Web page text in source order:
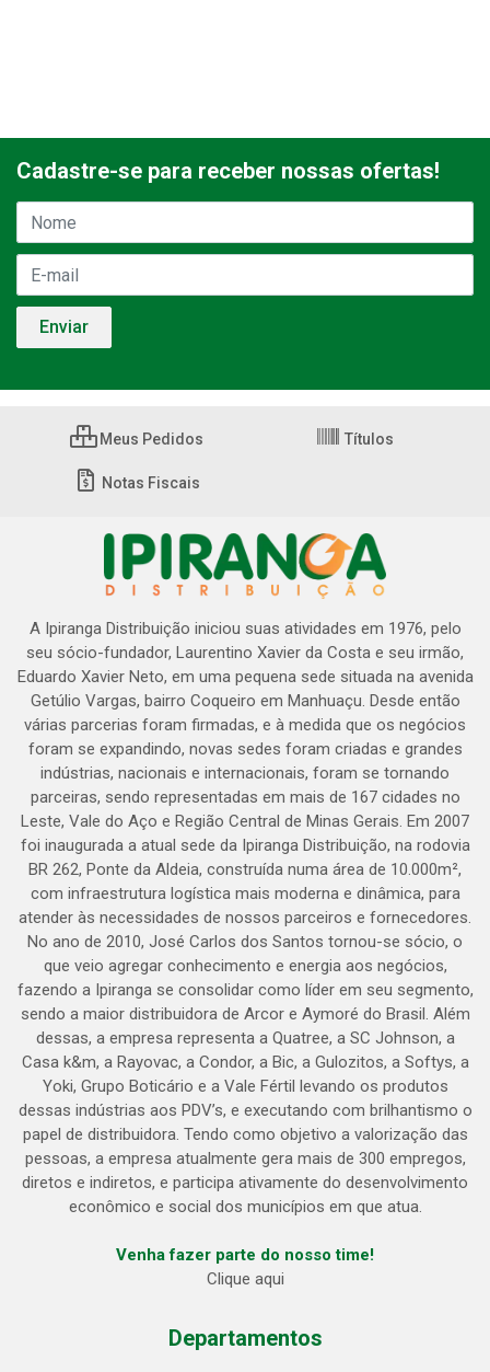
Cadastre-se para receber nossas ofertas!
Meus Pedidos Títulos
Notas Fiscais
A Ipiranga Distribuição iniciou suas atividades em 1976, pelo
seu sócio-fundador, Laurentino Xavier da Costa e seu irmão,
Eduardo Xavier Neto, em uma pequena sede situada na avenida
Getúlio Vargas, bairro Coqueiro em Manhuaçu. Desde então
várias parcerias foram firmadas, e à medida que os negócios
foram se expandindo, novas sedes foram criadas e grandes
indústrias, nacionais e internacionais, foram se tornando
parceiras, sendo representadas em mais de 167 cidades no
Leste, Vale do Aço e Região Central de Minas Gerais. Em 2007
foi inaugurada a atual sede da Ipiranga Distribuição, na rodovia
BR 262, Ponte da Aldeia, construída numa área de 10.000m²,
com infraestrutura logística mais moderna e dinâmica, para
atender às necessidades de nossos parceiros e fornecedores.
No ano de 2010, José Carlos dos Santos tornou-se sócio, o
que veio agregar conhecimento e energia aos negócios,
fazendo a Ipiranga se consolidar como líder em seu segmento,
sendo a maior distribuidora de Arcor e Aymoré do Brasil. Além
dessas, a empresa representa a Quatree, a SC Johnson, a
Casa k&m, a Rayovac, a Condor, a Bic, a Gulozitos, a Softys, a
Yoki, Grupo Boticário e a Vale Fértil levando os produtos
dessas indústrias aos PDV’s, e executando com brilhantismo o
papel de distribuidora. Tendo como objetivo a valorização das
pessoas, a empresa atualmente gera mais de 300 empregos,
diretos e indiretos, e participa ativamente do desenvolvimento
econômico e social dos municípios em que atua.
Venha fazer parte do nosso time!
Clique aqui
Departamentos